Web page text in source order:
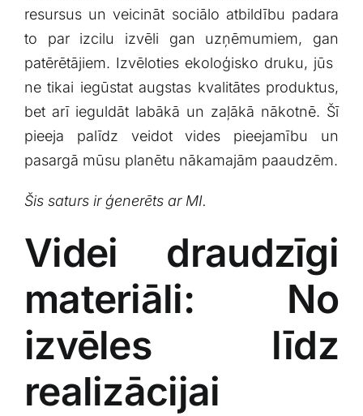
⁤resursus un veicināt sociālo atbildību padara
to par‌ izcilu izvēli gan uzņēmumiem, gan
patērētājiem. Izvēloties ekoloģisko druku, jūs ​
ne tikai iegūstat augstas kvalitātes ⁤produktus,
bet arī‌ ieguldāt ⁤labākā un zaļākā nākotnē. Šī
pieeja palīdz veidot vides⁣ pieejamību un
pasargā mūsu planētu nākamajām paaudzēm.
Šis saturs ir ģenerēts ar MI.
Videi draudzīgi
materiāli: ⁢No
izvēles ‌līdz
realizācijai